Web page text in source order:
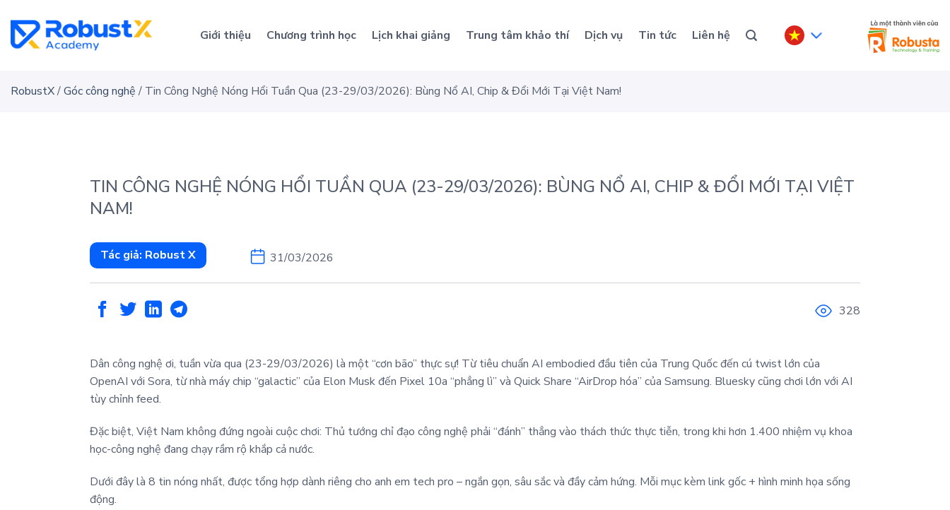
content
Giới thiệu Chương trình học Lịch khai giảng Trung tâm khảo thí Dịch vụ Tin tức Liên hệ
RobustX/Góc công nghệ/ Tin Công Nghệ Nóng Hổi Tuần Qua (23-29/03/2026): Bùng Nổ AI, Chip & Đổi Mới Tại Việt Nam!
TIN CÔNG NGHỆ NÓNG HỔI TUẦN QUA (23-29/03/2026): BÙNG NỔ AI, CHIP & ĐỔI MỚI TẠI VIỆT
NAM!
Tác giả: Robust X 31/03/2026
328
Dân công nghệ ơi, tuần vừa qua (23-29/03/2026) là một “cơn bão” thực sự! Từ tiêu chuẩn AI embodied đầu tiên của Trung Quốc đến cú twist lớn của
OpenAI với Sora, từ nhà máy chip “galactic” của Elon Musk đến Pixel 10a “phẳng lì” và Quick Share “AirDrop hóa” của Samsung. Bluesky cũng chơi lớn với AI
tùy chỉnh feed.
Đặc biệt, Việt Nam không đứng ngoài cuộc chơi: Thủ tướng chỉ đạo công nghệ phải “đánh” thẳng vào thách thức thực tiễn, trong khi hơn 1.400 nhiệm vụ khoa
học-công nghệ đang chạy rầm rộ khắp cả nước.
Dưới đây là 8 tin nóng nhất, được tổng hợp dành riêng cho anh em tech pro – ngắn gọn, sâu sắc và đầy cảm hứng. Mỗi mục kèm link gốc + hình minh họa sống
động.